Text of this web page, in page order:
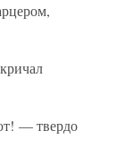
— твердо